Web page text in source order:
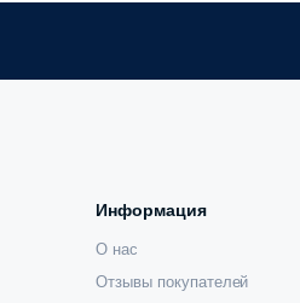
Информация
О нас
Отзывы покупателей